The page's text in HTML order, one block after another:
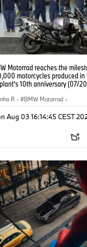
Motorrad reaches the
motorcycles produced in
10th anniversary (07/
R · BMW Motorrad ·
Aug 03 16:14:45 CEST